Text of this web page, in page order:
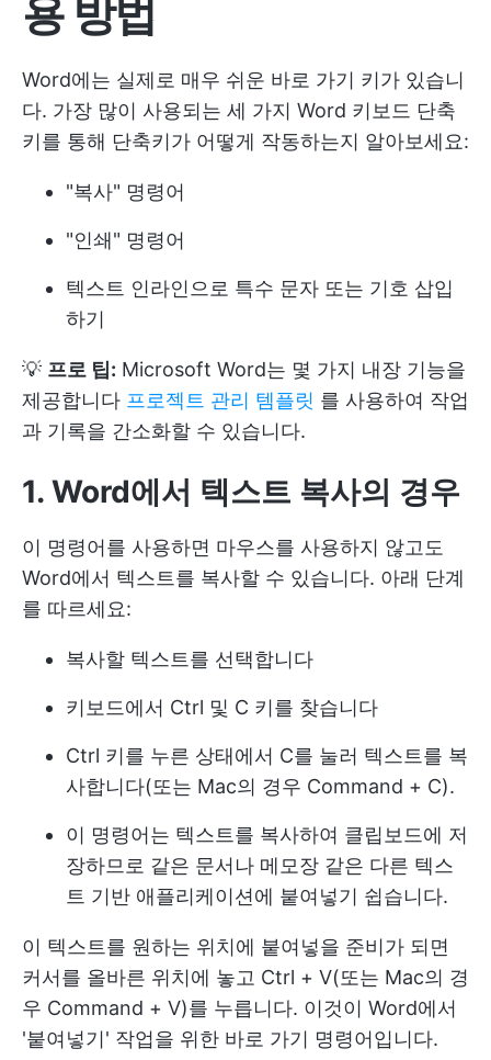
용 방법
Word에는 실제로 매우 쉬운 바로 가기 키가 있습니
다. 가장 많이 사용되는 세 가지 Word 키보드 단축
키를 통해 단축키가 어떻게 작동하는지 알아보세요:
"복사" 명령어
"인쇄" 명령어
텍스트 인라인으로 특수 문자 또는 기호 삽입
하기
💡 프로 팁: Microsoft Word는 몇 가지 내장 기능을
제공합니다 프로젝트 관리 템플릿 를 사용하여 작업
과 기록을 간소화할 수 있습니다.
1. Word에서 텍스트 복사의 경우
이 명령어를 사용하면 마우스를 사용하지 않고도
Word에서 텍스트를 복사할 수 있습니다. 아래 단계
를 따르세요:
복사할 텍스트를 선택합니다
키보드에서 Ctrl 및 C 키를 찾습니다
Ctrl 키를 누른 상태에서 C를 눌러 텍스트를 복
사합니다(또는 Mac의 경우 Command + C).
이 명령어는 텍스트를 복사하여 클립보드에 저
장하므로 같은 문서나 메모장 같은 다른 텍스
트 기반 애플리케이션에 붙여넣기 쉽습니다.
이 텍스트를 원하는 위치에 붙여넣을 준비가 되면
커서를 올바른 위치에 놓고 Ctrl + V(또는 Mac의 경
우 Command + V)를 누릅니다. 이것이 Word에서
'붙여넣기' 작업을 위한 바로 가기 명령어입니다.